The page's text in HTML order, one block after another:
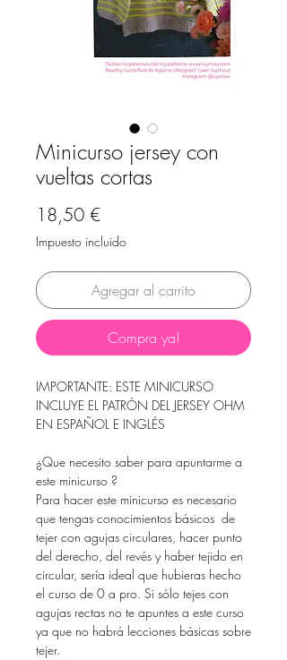
Minicurso jersey con
vueltas cortas
18,50 €Precio
Impuesto incluido
Agregar al carrito
Compra ya!
IMPORTANTE: ESTE MINICURSO
INCLUYE EL PATRÓN DEL JERSEY OHM
EN ESPAÑOL E INGLÉS
¿Que necesito saber para apuntarme a
este minicurso ?
Para hacer este minicurso es necesario
que tengas conocimientos básicos de
tejer con agujas circulares, hacer punto
del derecho, del revés y haber tejido en
circular, sería ideal que hubieras hecho
el curso de 0 a pro. Si sólo tejes con
agujas rectas no te apuntes a este curso
ya que no habrá lecciones básicas sobre
tejer.